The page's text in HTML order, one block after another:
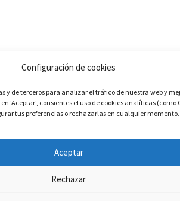
Configuración de cookies
y de terceros para analizar el tráfico de nuestra web y
'Aceptar', consientes el uso de cookies analíticas (como
tus preferencias o rechazarlas en cualquier momento.
Aceptar
Rechazar